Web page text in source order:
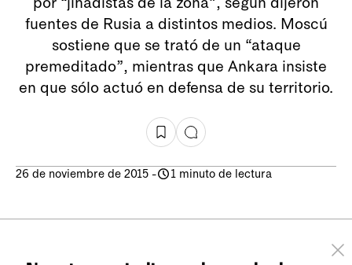
fuentes de Rusia a distintos medios. Moscú
sostiene que se trató de un “ataque
premeditado”, mientras que Ankara insiste
en que sólo actuó en defensa de su territorio.
26 de noviembre de 2015 - 1 minuto de lectura